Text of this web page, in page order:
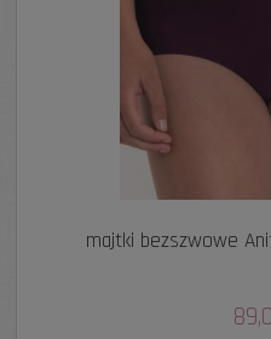
majtki bezszwowe